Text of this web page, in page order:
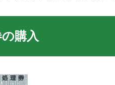
購入